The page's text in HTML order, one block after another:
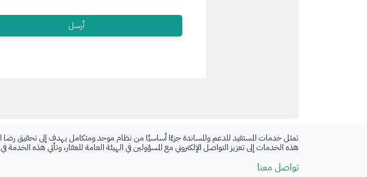
تمثل خدمات المستفيد للدعم والمساندة جزءًا أساسيًا من نظام موحد ومتكامل يهدف إلى تحقيق رضا
هذه الخدمات إلى تعزيز التواصل الإلكتروني مع المسؤولين في الهيئة العامة للعقار، وتأتي هذه
تواصل معنا